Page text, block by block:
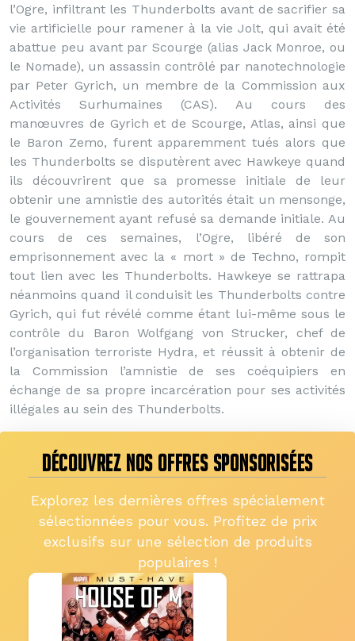
l’Ogre, infiltrant les Thunderbolts avant de sacrifier sa
vie artificielle pour ramener à la vie Jolt, qui avait été
abattue peu avant par Scourge (alias Jack Monroe, ou
le Nomade), un assassin contrôlé par nanotechnologie
par Peter Gyrich, un membre de la Commission aux
Activités Surhumaines (CAS). Au cours des
manœuvres de Gyrich et de Scourge, Atlas, ainsi que
le Baron Zemo, furent apparemment tués alors que
les Thunderbolts se disputèrent avec Hawkeye quand
ils découvrirent que sa promesse initiale de leur
obtenir une amnistie des autorités était un mensonge,
le gouvernement ayant refusé sa demande initiale. Au
cours de ces semaines, l’Ogre, libéré de son
emprisonnement avec la « mort » de Techno, rompit
tout lien avec les Thunderbolts. Hawkeye se rattrapa
néanmoins quand il conduisit les Thunderbolts contre
Gyrich, qui fut révélé comme étant lui-même sous le
contrôle du Baron Wolfgang von Strucker, chef de
l’organisation terroriste Hydra, et réussit à obtenir de
la Commission l’amnistie de ses coéquipiers en
échange de sa propre incarcération pour ses activités
illégales au sein des Thunderbolts.
DÉCOUVREZ NOS OFFRES SPONSORISÉES
Explorez les dernières offres spécialement
sélectionnées pour vous. Profitez de prix
exclusifs sur une sélection de produits
populaires !